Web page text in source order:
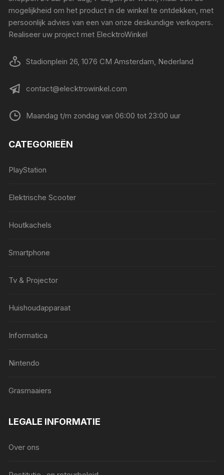
mogelijkheid om het product in de winkel te ontdekken, met
persoonlijk advies van een van onze deskundige verkopers.
Realiseer uw project met ElecktroWinkel
Stadionplein 26, 1076 CM Amsterdam, Nederland
contact@elecktrowinkel.com
Maandag t/m zondag van 06:00 tot 23:00 uur
CATEGORIEËN
PlayStation
Elektrische Scooter
Houtkachels
Smartphone
Tv & Projector
Huishoudapparaat
Informatica
Nintendo
Grasmaaiers
LEGALE INFORMATIE
Over ons